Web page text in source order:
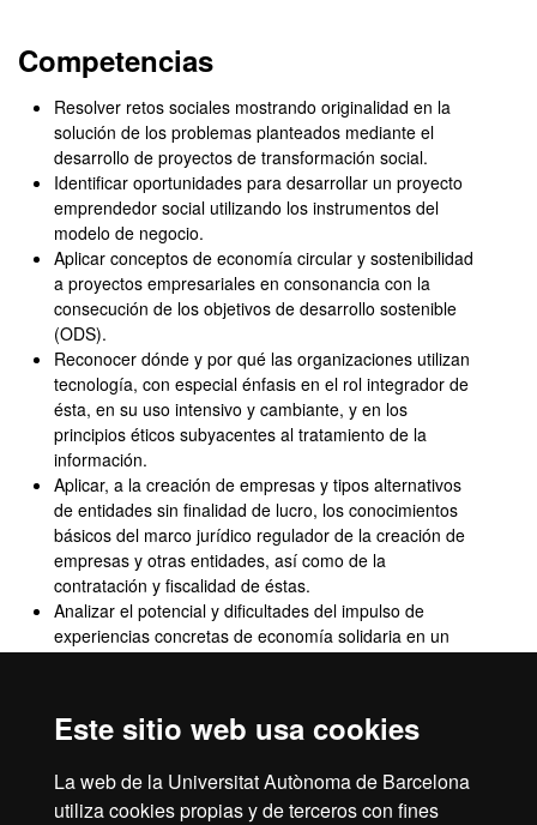
Este sitio web usa cookies
La web de la Universitat Autònoma de Barcelona
utiliza cookies propias y de terceros con fines
Competencias
Resolver retos sociales mostrando originalidad en la
solución de los problemas planteados mediante el
desarrollo de proyectos de transformación social.
Identificar oportunidades para desarrollar un proyecto
emprendedor social utilizando los instrumentos del
modelo de negocio.
Aplicar conceptos de economía circular y sostenibilidad
a proyectos empresariales en consonancia con la
consecución de los objetivos de desarrollo sostenible
(ODS).
Reconocer dónde y por qué las organizaciones utilizan
tecnología, con especial énfasis en el rol integrador de
ésta, en su uso intensivo y cambiante, y en los
principios éticos subyacentes al tratamiento de la
información.
Aplicar, a la creación de empresas y tipos alternativos
de entidades sin finalidad de lucro, los conocimientos
básicos del marco jurídico regulador de la creación de
empresas y otras entidades, así como de la
contratación y fiscalidad de éstas.
Analizar el potencial y dificultades del impulso de
experiencias concretas de economía solidaria en un
común, y la creación y distribución equitativa de la
transformación social.